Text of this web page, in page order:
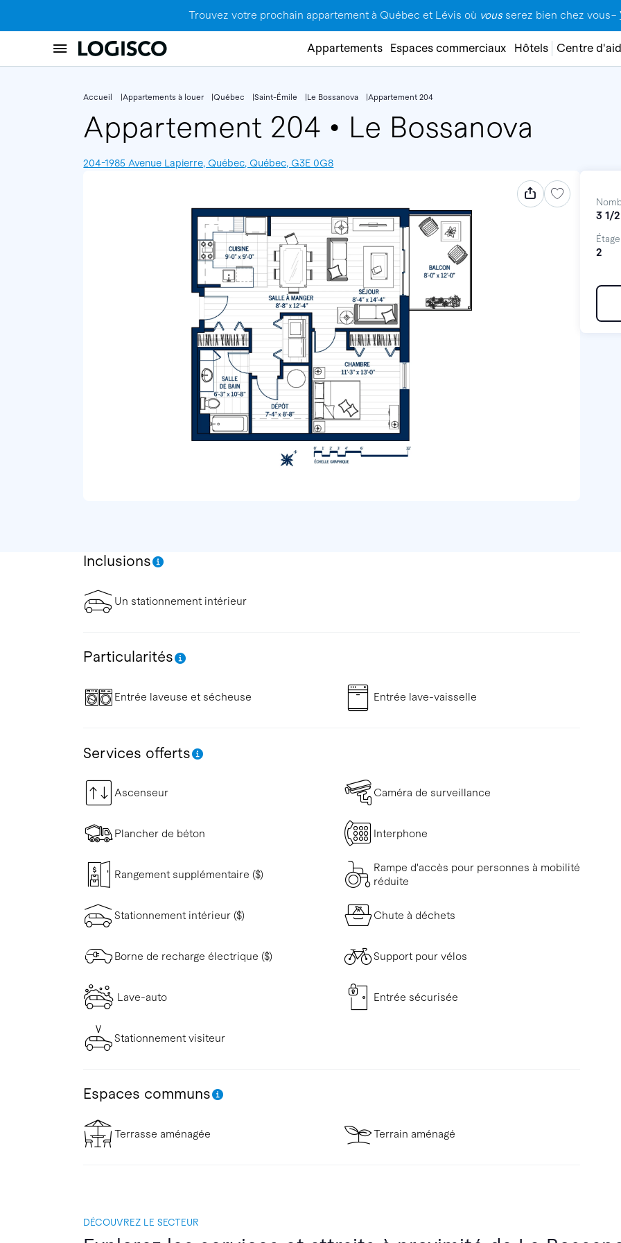
Trouvez votre prochain appartement à Québec et Lévis où vous serez bien chez vous–
Appartements Espaces commerciaux Hôtels Centre
Accueil Appartements à louer Québec Saint-Émile Le Bossanova Appartement 204
Appartement 204 • Le Bossanova
204-1985 Avenue Lapierre, Québec, Québec, G3E 0G8
Inclusions
Un stationnement intérieur
Particularités
Entrée laveuse et sécheuse Entrée lave-vaisselle
Services offerts
Ascenseur Caméra de surveillance
Plancher de béton Interphone
Rangement supplémentaire ($)
Rampe d'accès pour personnes à mobilité
réduite
Stationnement intérieur ($) Chute à déchets
Borne de recharge électrique ($) Support pour vélos
Lave-auto Entrée sécurisée
Stationnement visiteur
Espaces communs
Terrasse aménagée Terrain aménagé
3 1/2
Étage
2
DÉCOUVREZ LE SECTEUR